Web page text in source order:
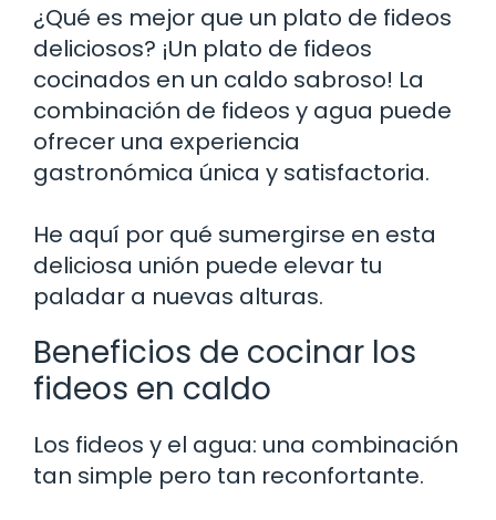
¿Qué es mejor que un plato de fideos
deliciosos? ¡Un plato de fideos
cocinados en un caldo sabroso! La
combinación de fideos y agua puede
ofrecer una experiencia
gastronómica única y satisfactoria.
He aquí por qué sumergirse en esta
deliciosa unión puede elevar tu
paladar a nuevas alturas.
Beneficios de cocinar los
fideos en caldo
Los fideos y el agua: una combinación
tan simple pero tan reconfortante.